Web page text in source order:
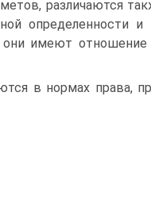
различаются
определенности
имеют отношение
в нормах права,